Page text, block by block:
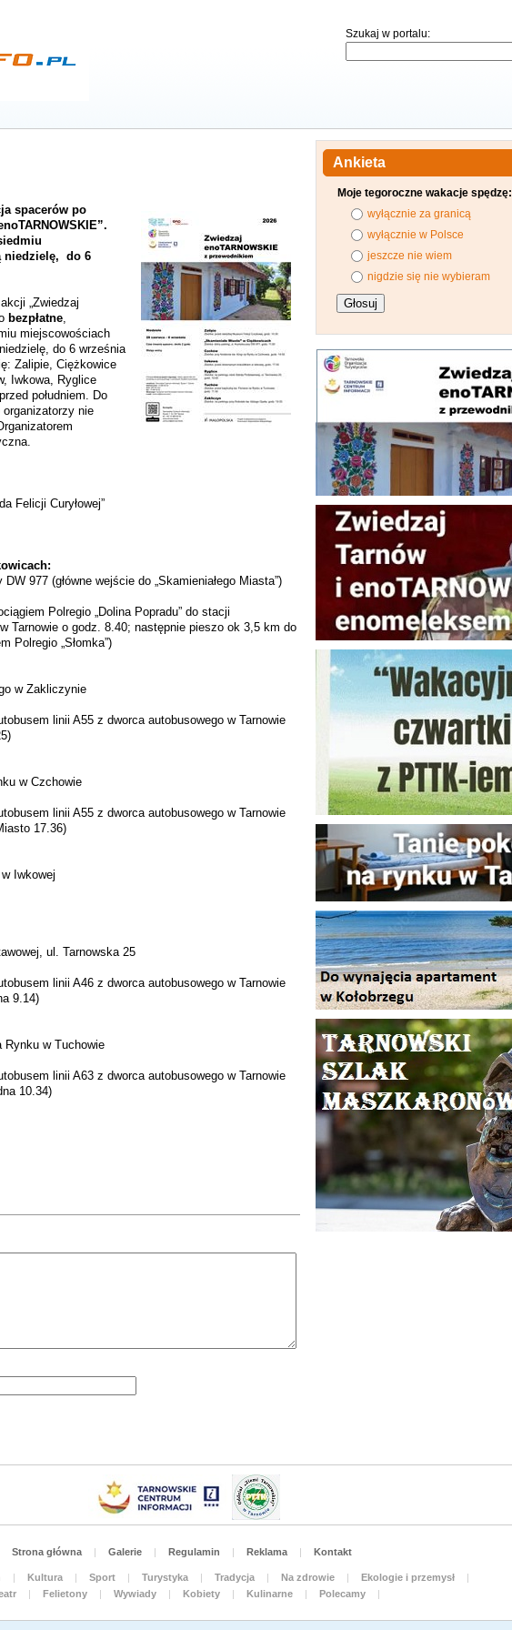
Szukaj w portalu:
spacerów po
niedzielę, do 6
„Zwiedzaj
bezpłatne,
miejscowościach
do 6 września
Zalipie, Ciężkowice
Iwkowa, Ryglice
południem. Do
nie
Felicji Curyłowej”
977 (główne wejście do „Skamieniałego Miasta”)
Polregio „Dolina Popradu” do stacji
Tarnowie o godz. 8.40; następnie pieszo ok 3,5 km do
Polregio „Słomka”)
w Zakliczynie
linii A55 z dworca autobusowego w Tarnowie
w Czchowie
linii A55 z dworca autobusowego w Tarnowie
17.36)
Iwkowej
ul. Tarnowska 25
linii A46 z dworca autobusowego w Tarnowie
9.14)
Rynku w Tuchowie
linii A63 z dworca autobusowego w Tarnowie
10.34)
Ankieta
Moje tegoroczne wakacje spędzę:
wyłącznie za granicą
wyłącznie w Polsce
jeszcze nie wiem
nigdzie się nie wybieram
Strona główna | Galerie | Regulamin | Reklama | Kontakt
| Kultura | Sport | Turystyka | Tradycja | Na zdrowie | Ekologie i przemysł
|
| Felietony | Wywiady | Kobiety | Kulinarne | Polecamy |